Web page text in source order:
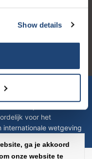
Show details
kunnen geen rechten
voor het
internationale wetgeving
ga je akkoord
onze website te